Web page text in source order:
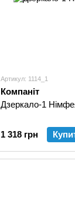
Артикул: 1114_1
Компаніт
Дзеркало-1
1 318 грн